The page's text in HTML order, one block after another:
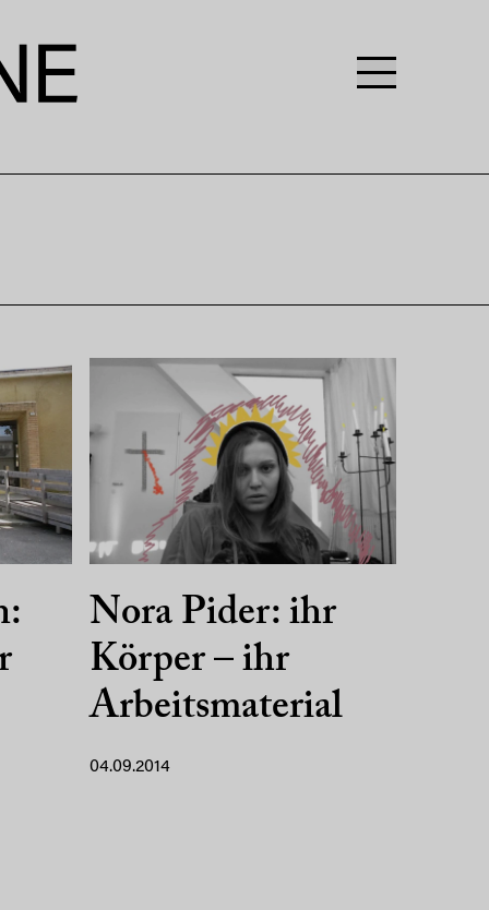
Nora Pider: ihr
Körper – ihr
Arbeitsmaterial
04.09.2014